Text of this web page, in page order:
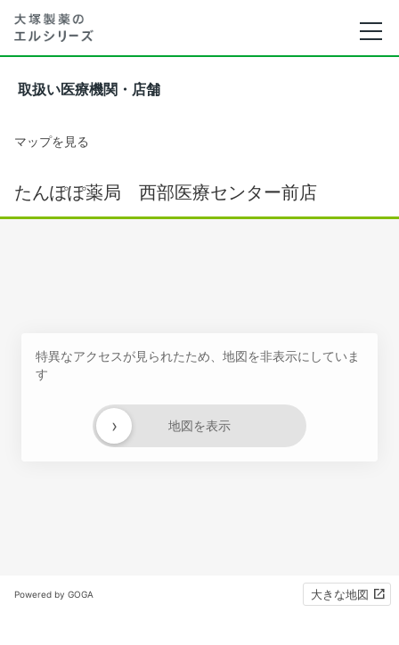
取扱い医療機関・店舗
マップを見る
たんぽぽ薬局 西部医療センター前店
特異なアクセスが見られたため、地図を非表示にしていま
す
地図を表示
›
Powered by GOGA 大きな地図